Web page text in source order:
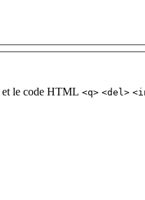
et le code HTML <q> <del>